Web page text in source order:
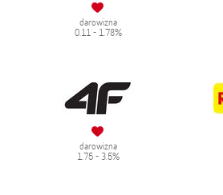
darowizna
0.11 - 1.78%
darowizna
1.75 - 3.5%